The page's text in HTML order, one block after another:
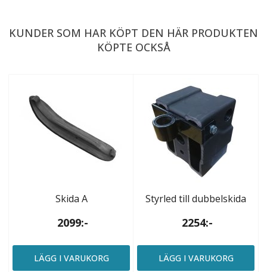
KUNDER SOM HAR KÖPT DEN HÄR PRODUKTEN
KÖPTE OCKSÅ
Skida A
2099:-
LÄGG I VARUKORG
Styrled till dubbelskida
2254:-
LÄGG I VARUKORG